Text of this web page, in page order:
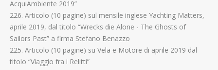
AcquiAmbiente 2019”
226. Articolo (10 pagine) sul mensile inglese Yachting Matters,
aprile 2019, dal titolo “Wrecks die Alone - The Ghosts of
Sailors Past” a firma Stefano Benazzo
225. Articolo (10 pagine) su Vela e Motore di aprile 2019 dal
titolo “Viaggio fra i Relitti”